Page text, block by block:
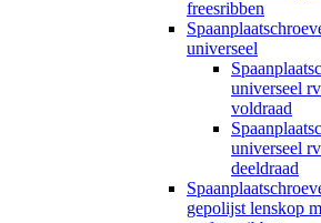
freesribben
universeel
universeel
voldraad
universeel
deeldraad
gepolijst lenskop